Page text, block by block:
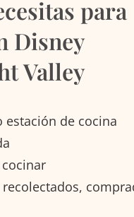
para
Disney
Valley
estación de cocina